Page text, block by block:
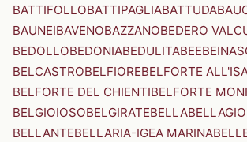
BATTIFOLLOBATTIPAGLIABATTUDA
BAUNEIBAVENOBAZZANOBEDERO
BEDOLLOBEDONIABEDULITABEE
BELCASTROBELFIOREBELFORTE
BELFORTE DEL CHIENTIBELFORTE
BELGIOIOSOBELGIRATEBELLABELLAGIO
BELLANTEBELLARIA-IGEA MARINA